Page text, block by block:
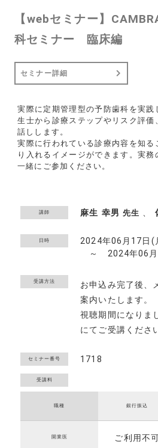
【webセミナー】
科セミナー 臨床編
セミナー詳細
実際に定期管理型の予防歯科を実
生士から診療ステップやリスク評価
話しします。
実際に行われている診療内容を知る
り入れるイメージができます。実務
一緒にご参加ください。
講師 麻生 幸男 先生 、
日時
2024年06月17日
～ 2024年06
受講方法
お申込み完了後、
案内いたします。
視聴期間になりま
にてご受講くださ
セミナー番号 1718
職種 銀行振込
開業医 ご利用不